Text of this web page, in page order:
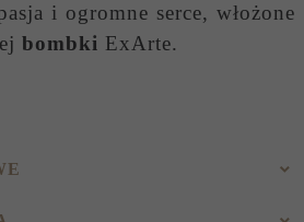
i ogromne serce, włożone
bombki ExArte.